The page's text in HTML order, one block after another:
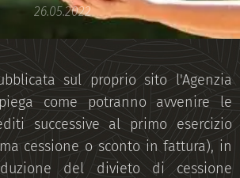
26.05.2022
sul proprio sito l'Agenzia
come potranno avvenire le
successive al primo esercizio
cessione o sconto in fattura), in
del divieto di cessione